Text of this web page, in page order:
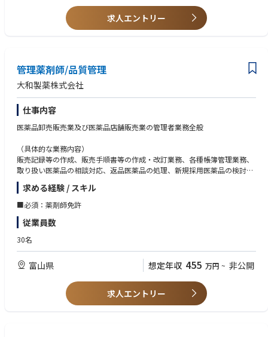
assessment of potential for development and resource needs.
・Skills to create global development plans for new drugs
・Building up newworks of external medical experts
求人エントリー
管理薬剤師/品質管理
大和製薬株式会社
仕事内容
医薬品卸売販売業及び医薬品店舗販売業の管理者業務全般
（具体的な業務内容）
販売記録等の作成、販売手順書等の作成・改訂業務、各種帳簿管理業務、
取り扱い医薬品の相談対応、返品医薬品の処理、新規採用医薬品の検討、
他従事者に対する教育訓練、医薬品販売時の説明、法令順守の確認・自己
点検、副作用情報等の収集、有効性・安全性に関する情報収集業務、販売
先管理 等
求める経験 / スキル
■必須：薬剤師免許
従業員数
30名
富山県 想定年収 455 万円 ~ 非公開
求人エントリー